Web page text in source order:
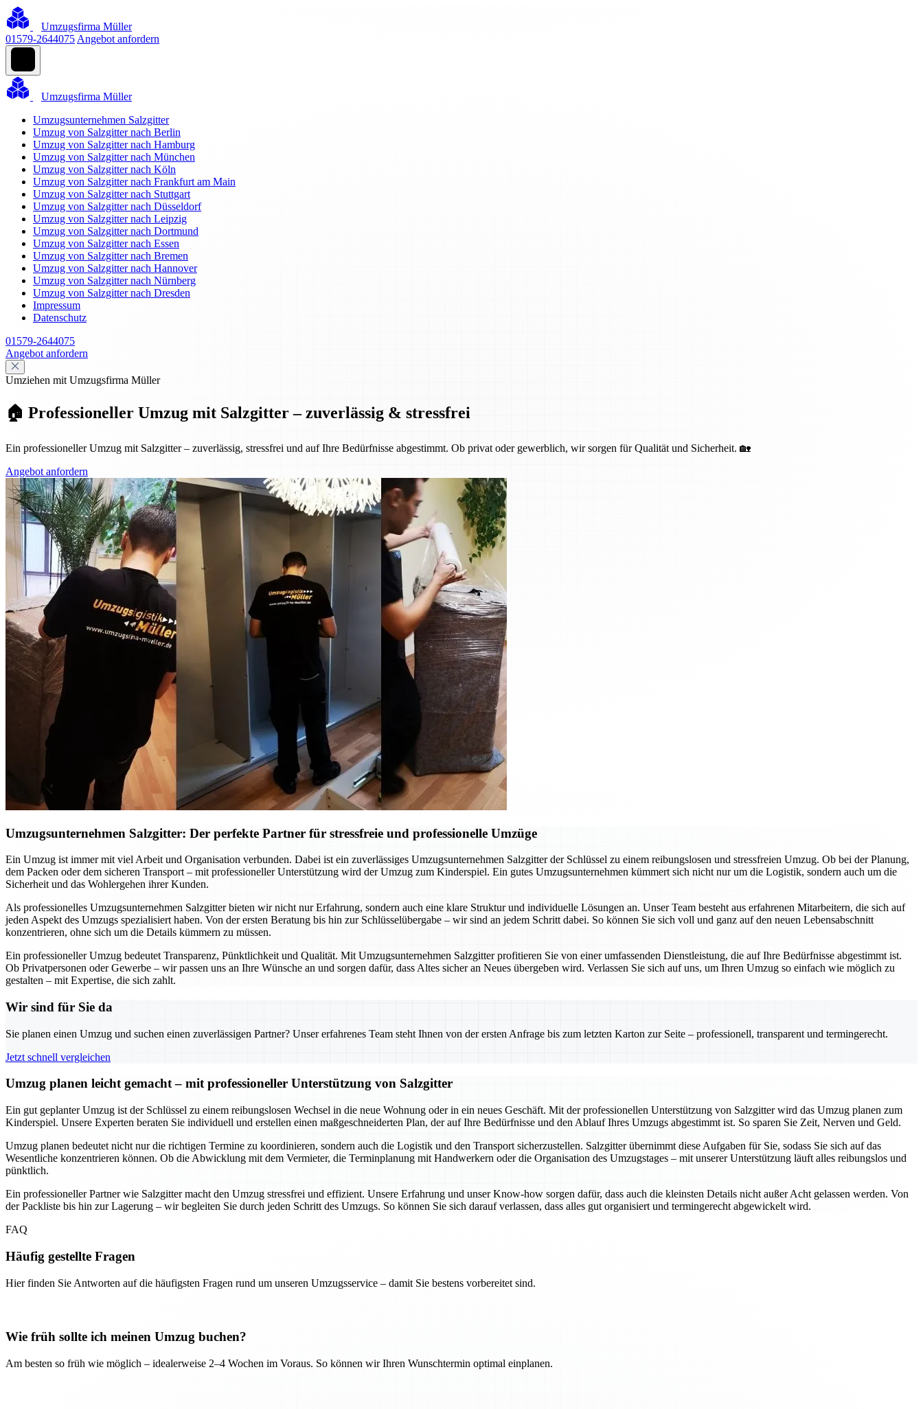
Umzugsfirma Müller
01579-2644075 Angebot anfordern
Umzugsfirma Müller
Umzugsunternehmen Salzgitter
Umzug von Salzgitter nach Berlin
Umzug von Salzgitter nach Hamburg
Umzug von Salzgitter nach München
Umzug von Salzgitter nach Köln
Umzug von Salzgitter nach Frankfurt am Main
Umzug von Salzgitter nach Stuttgart
Umzug von Salzgitter nach Düsseldorf
Umzug von Salzgitter nach Leipzig
Umzug von Salzgitter nach Dortmund
Umzug von Salzgitter nach Essen
Umzug von Salzgitter nach Bremen
Umzug von Salzgitter nach Hannover
Umzug von Salzgitter nach Nürnberg
Umzug von Salzgitter nach Dresden
Impressum
Datenschutz
01579-2644075
Angebot anfordern
Umziehen mit Umzugsfirma Müller
🏠 Professioneller Umzug mit Salzgitter – zuverlässig & stressfrei
Ein professioneller Umzug mit Salzgitter – zuverlässig, stressfrei und auf Ihre Bedürfnisse abgestimmt. Ob privat oder gewerblich, wir sorgen für Qualität und Sicherheit. 🏡
Angebot anfordern
Umzugsunternehmen Salzgitter: Der perfekte Partner für stressfreie und professionelle Umzüge
Ein Umzug ist immer mit viel Arbeit und Organisation verbunden. Dabei ist ein zuverlässiges Umzugsunternehmen Salzgitter der Schlüssel zu einem reibungslosen und stressfreien Umzug. Ob bei der Planung,
dem Packen oder dem sicheren Transport – mit professioneller Unterstützung wird der Umzug zum Kinderspiel. Ein gutes Umzugsunternehmen kümmert sich nicht nur um die Logistik, sondern auch um die
Sicherheit und das Wohlergehen ihrer Kunden.
Als professionelles Umzugsunternehmen Salzgitter bieten wir nicht nur Erfahrung, sondern auch eine klare Struktur und individuelle Lösungen an. Unser Team besteht aus erfahrenen Mitarbeitern, die sich auf
jeden Aspekt des Umzugs spezialisiert haben. Von der ersten Beratung bis hin zur Schlüsselübergabe – wir sind an jedem Schritt dabei. So können Sie sich voll und ganz auf den neuen Lebensabschnitt
konzentrieren, ohne sich um die Details kümmern zu müssen.
Ein professioneller Umzug bedeutet Transparenz, Pünktlichkeit und Qualität. Mit Umzugsunternehmen Salzgitter profitieren Sie von einer umfassenden Dienstleistung, die auf Ihre Bedürfnisse abgestimmt ist.
Ob Privatpersonen oder Gewerbe – wir passen uns an Ihre Wünsche an und sorgen dafür, dass Altes sicher an Neues übergeben wird. Verlassen Sie sich auf uns, um Ihren Umzug so einfach wie möglich zu
gestalten – mit Expertise, die sich zahlt.
Wir sind für Sie da
Sie planen einen Umzug und suchen einen zuverlässigen Partner? Unser erfahrenes Team steht Ihnen von der ersten Anfrage bis zum letzten Karton zur Seite – professionell, transparent und termingerecht.
Jetzt schnell vergleichen
Umzug planen leicht gemacht – mit professioneller Unterstützung von Salzgitter
Ein gut geplanter Umzug ist der Schlüssel zu einem reibungslosen Wechsel in die neue Wohnung oder in ein neues Geschäft. Mit der professionellen Unterstützung von Salzgitter wird das Umzug planen zum
Kinderspiel. Unsere Experten beraten Sie individuell und erstellen einen maßgeschneiderten Plan, der auf Ihre Bedürfnisse und den Ablauf Ihres Umzugs abgestimmt ist. So sparen Sie Zeit, Nerven und Geld.
Umzug planen bedeutet nicht nur die richtigen Termine zu koordinieren, sondern auch die Logistik und den Transport sicherzustellen. Salzgitter übernimmt diese Aufgaben für Sie, sodass Sie sich auf das
Wesentliche konzentrieren können. Ob die Abwicklung mit dem Vermieter, die Terminplanung mit Handwerkern oder die Organisation des Umzugstages – mit unserer Unterstützung läuft alles reibungslos und
pünktlich.
Ein professioneller Partner wie Salzgitter macht den Umzug stressfrei und effizient. Unsere Erfahrung und unser Know-how sorgen dafür, dass auch die kleinsten Details nicht außer Acht gelassen werden. Von
der Packliste bis hin zur Lagerung – wir begleiten Sie durch jeden Schritt des Umzugs. So können Sie sich darauf verlassen, dass alles gut organisiert und termingerecht abgewickelt wird.
FAQ
Häufig gestellte Fragen
Hier finden Sie Antworten auf die häufigsten Fragen rund um unseren Umzugsservice – damit Sie bestens vorbereitet sind.
Wie früh sollte ich meinen Umzug buchen?
Am besten so früh wie möglich – idealerweise 2–4 Wochen im Voraus. So können wir Ihren Wunschtermin optimal einplanen.